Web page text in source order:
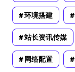
环境搭建
站长资讯传媒
网络配置